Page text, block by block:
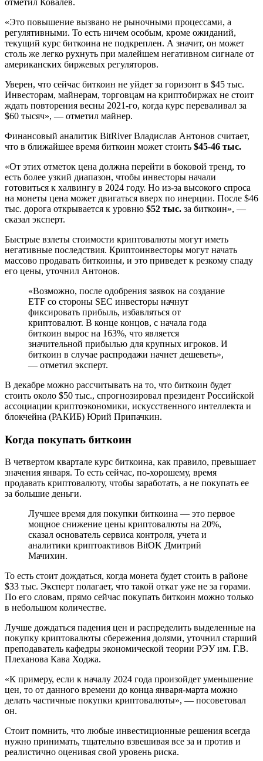
«Это повышение вызвано не рыночными процессами, а
регулятивными. То есть ничем особым, кроме ожиданий,
текущий курс биткоина не подкреплен. А значит, он может
столь же легко рухнуть при малейшем негативном сигнале от
американских биржевых регуляторов.
Уверен, что сейчас биткоин не уйдет за горизонт в $45 тыс.
Инвесторам, майнерам, торговцам на криптобиржах не стоит
ждать повторения весны 2021-го, когда курс переваливал за
$60 тысяч», — отметил майнер.
Финансовый аналитик BitRiver Владислав Антонов считает,
что в ближайшее время биткоин может стоить $45-46 тыс.
«От этих отметок цена должна перейти в боковой тренд, то
есть более узкий диапазон, чтобы инвесторы начали
готовиться к халвингу в 2024 году. Но из-за высокого спроса
на монеты цена может двигаться вверх по инерции. После $46
тыс. дорога открывается к уровню $52 тыс. за биткоин», —
сказал эксперт.
Быстрые взлеты стоимости криптовалюты могут иметь
негативные последствия. Криптоинвесторы могут начать
массово продавать биткоины, и это приведет к резкому спаду
его цены, уточнил Антонов.
«Возможно, после одобрения заявок на создание
ETF со стороны SEC инвесторы начнут
фиксировать прибыль, избавляться от
криптовалют. В конце концов, с начала года
биткоин вырос на 163%, что является
значительной прибылью для крупных игроков. И
биткоин в случае распродажи начнет дешеветь»,
— отметил эксперт.
В декабре можно рассчитывать на то, что биткоин будет
стоить около $50 тыс., спрогнозировал президент Российской
ассоциации криптоэкономики, искусственного интеллекта и
блокчейна (РАКИБ) Юрий Припачкин.
Когда покупать биткоин
В четвертом квартале курс биткоина, как правило, превышает
значения января. То есть сейчас, по-хорошему, время
продавать криптовалюту, чтобы заработать, а не покупать ее
за большие деньги.
Лучшее время для покупки биткоина — это первое
мощное снижение цены криптовалюты на 20%,
сказал основатель сервиса контроля, учета и
аналитики криптоактивов BitOK Дмитрий
Мачихин.
То есть стоит дождаться, когда монета будет стоить в районе
$33 тыс. Эксперт полагает, что такой откат уже не за горами.
По его словам, прямо сейчас покупать биткоин можно только
в небольшом количестве.
Лучше дождаться падения цен и распределить выделенные на
покупку криптовалюты сбережения долями, уточнил старший
преподаватель кафедры экономической теории РЭУ им. Г.В.
Плеханова Кава Ходжа.
«К примеру, если к началу 2024 года произойдет уменьшение
цен, то от данного времени до конца января-марта можно
делать частичные покупки криптовалюты», — посоветовал
он.
Стоит помнить, что любые инвестиционные решения всегда
нужно принимать, тщательно взвешивая все за и против и
реалистично оценивая свой уровень риска.